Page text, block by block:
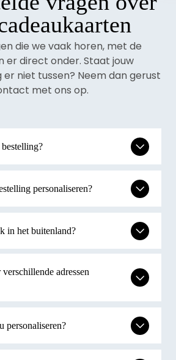
die we vaak horen, met de
er direct onder. Staat jouw
niet tussen? Neem dan gerust
met ons op.
personaliseren?
in het buitenland?
adressen
personaliseren?